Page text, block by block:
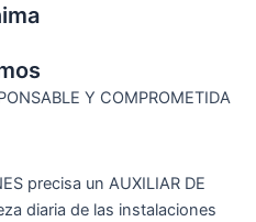
Y COMPROMETIDA
precisa un AUXILIAR DE
diaria de las instalaciones